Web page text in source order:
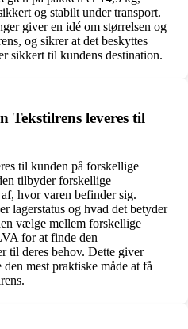
og stabilt under transport.
giver en idé om størrelsen og
og sikrer at det beskyttes
sikkert til kundens destination.
leveres til
til kunden på forskellige
tilbyder forskellige
hvor varen befinder sig.
lagerstatus og hvad det betyder
vælge mellem forskellige
for at finde den
til deres behov. Dette giver
mest praktiske måde at få